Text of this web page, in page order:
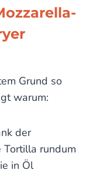
Grund so
warum:
der
rundum
in Öl